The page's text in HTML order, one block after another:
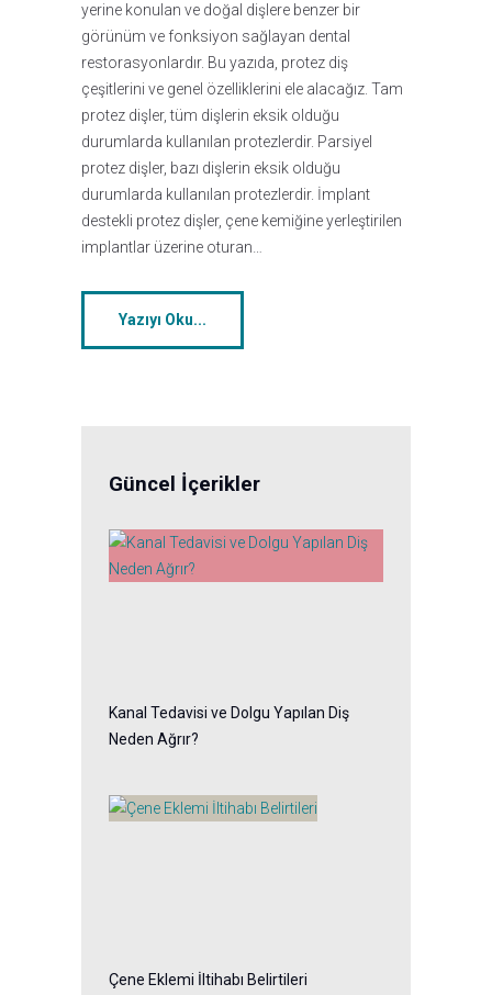
yerine konulan ve doğal dişlere benzer bir
görünüm ve fonksiyon sağlayan dental
restorasyonlardır. Bu yazıda, protez diş
çeşitlerini ve genel özelliklerini ele alacağız. Tam
protez dişler, tüm dişlerin eksik olduğu
durumlarda kullanılan protezlerdir. Parsiyel
protez dişler, bazı dişlerin eksik olduğu
durumlarda kullanılan protezlerdir. İmplant
destekli protez dişler, çene kemiğine yerleştirilen
implantlar üzerine oturan…
Yazıyı Oku...
Güncel İçerikler
Kanal Tedavisi ve Dolgu Yapılan Diş
Neden Ağrır?
Çene Eklemi İltihabı Belirtileri